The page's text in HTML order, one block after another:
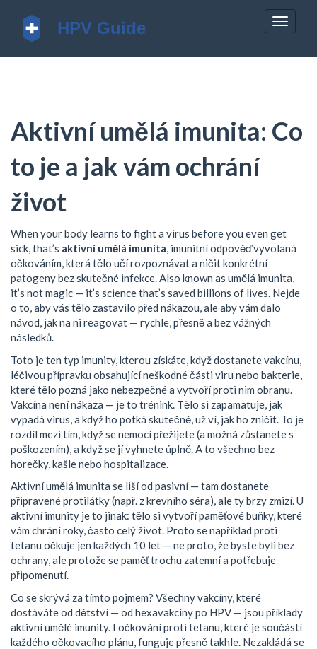
Aktivní umělá imunita: Co
to je a jak vám ochrání
život
When your body learns to fight a virus before you even get
sick, that’s aktivní umělá imunita, imunitní odpověď vyvolaná
očkováním, která tělo učí rozpoznávat a ničit konkrétní
patogeny bez skutečné infekce. Also known as umělá imunita,
it’s not magic — it’s science that’s saved billions of lives. Nejde
o to, aby vás tělo zastavilo před nákazou, ale aby vám dalo
návod, jak na ni reagovat — rychle, přesně a bez vážných
následků.
Toto je ten typ imunity, kterou získáte, když dostanetevakcínu
léčivou přípravku obsahující neškodné části viru nebo bakterie,
které tělo pozná jako nebezpečné a vytvoří proti nim obranu
Vakcína není nákaza — je to trénink. Tělo si zapamatuje, jak
vypadá virus, a když ho potká skutečně, už ví, jak ho zničit. To je
rozdíl mezi tím, když se nemocí přežijete (a možná zůstanete s
poškozením), a když se jí vyhnete úplně. A to všechno bez
horečky, kašle nebo hospitalizace.
Aktivní umělá imunita se liší od pasivní — tam dostanete
připravené protilátky (např. z krevního séra), ale ty brzy zmizí. U
aktivní imunity je to jinak: tělo si vytvoří paměťové buňky, které
vám chrání roky, často celý život. Proto se například proti
tetanu očkuje jen každých 10 let — ne proto, že byste byli bez
ochrany, ale protože se paměť trochu zatemní a potřebuje
připomenutí.
Co se skrývá za tímto pojmem? Všechny vakcíny, které
dostáváte od dětství — od hexavakcíny po HPV — jsou příklady
aktivní umělé imunity. I očkování proti tetanu, které je součástí
každého očkovacího plánu, funguje přesně takhle. Nezakládá se